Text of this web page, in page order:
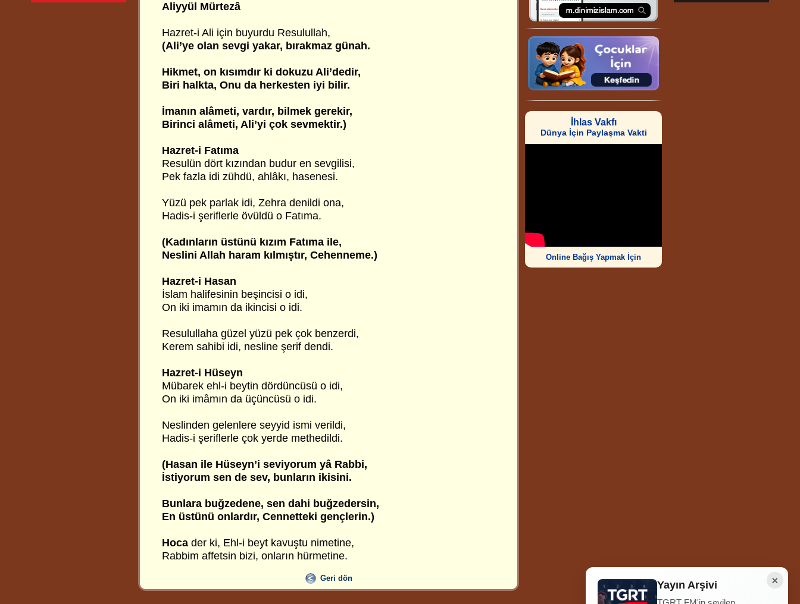
Aliyyül Mürtezâ
Hazret-i Ali için buyurdu Resulullah,
(Ali’ye olan sevgi yakar, bırakmaz günah.
Hikmet, on kısımdır ki dokuzu Ali’dedir,
Biri halkta, Onu da herkesten iyi bilir.
İmanın alâmeti, vardır, bilmek gerekir,
Birinci alâmeti, Ali’yi çok sevmektir.)
Hazret-i Fatıma
Resulün dört kızından budur en sevgilisi,
Pek fazla idi zühdü, ahlâkı, hasenesi.
Yüzü pek parlak idi, Zehra denildi ona,
Hadis-i şeriflerle övüldü o Fatıma.
(Kadınların üstünü kızım Fatıma ile,
Neslini Allah haram kılmıştır, Cehenneme.)
Hazret-i Hasan
İslam halifesinin beşincisi o idi,
On iki imamın da ikincisi o idi.
Resulullaha güzel yüzü pek çok benzerdi,
Kerem sahibi idi, nesline şerif dendi.
Hazret-i Hüseyn
Mübarek ehl-i beytin dördüncüsü o idi,
On iki imâmın da üçüncüsü o idi.
Neslinden gelenlere seyyid ismi verildi,
Hadis-i şeriflerle çok yerde methedildi.
(Hasan ile Hüseyn’i seviyorum yâ Rabbi,
İstiyorum sen de sev, bunların ikisini.
Bunlara buğzedene, sen dahi buğzedersin,
En üstünü onlardır, Cennetteki gençlerin.)
Hoca der ki, Ehl-i beyt kavuştu nimetine,
Rabbim affetsin bizi, onların hürmetine.
Geri dön
İhlas Vakfı
Dünya İçin Paylaşma Vakti
Online Bağış Yapmak İçin
×
Yayın Arşivi